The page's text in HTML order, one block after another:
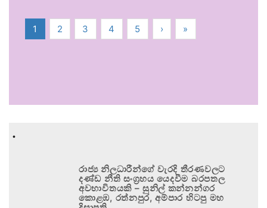
1 2 3 4 5 › »
.
රාජ්‍ය නිලධාරීන්ගේ වැරදි තීරණවලට
දණ්ඩ නීති සංග්‍රහය යෙදවීම බරපතල
අවභාවිතයකි – සුනිල් කන්නන්ගර
කොළඹ, රත්නපුර, අම්පාර හිටපු මහ